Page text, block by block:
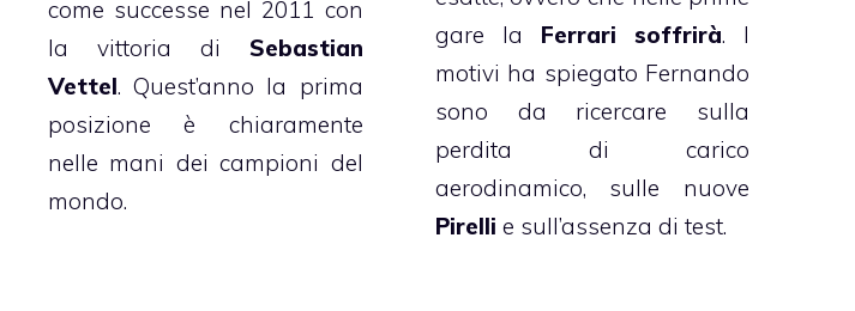
come successe nel 2011 con
la vittoria di Sebastian
Vettel. Quest’anno la prima
posizione è chiaramente
nelle mani dei campioni del
mondo.
gare la Ferrari soffrirà. I
motivi ha spiegato Fernando
sono da ricercare sulla
perdita di carico
aerodinamico, sulle nuove
Pirelli e sull’assenza di test.